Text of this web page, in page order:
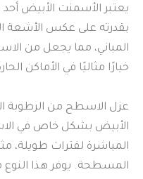
يعتبر الأسمنت الأبيض أحد
بقدرته على عكس الأشعة
المباني، مما يجعل من
خيارًا مثاليًا في الأماكن
عزل الاسطح من الرطوبة
الأبيض بشكل خاص في
المباشرة لفترات طويلة،
المسطحة. يوفر هذا